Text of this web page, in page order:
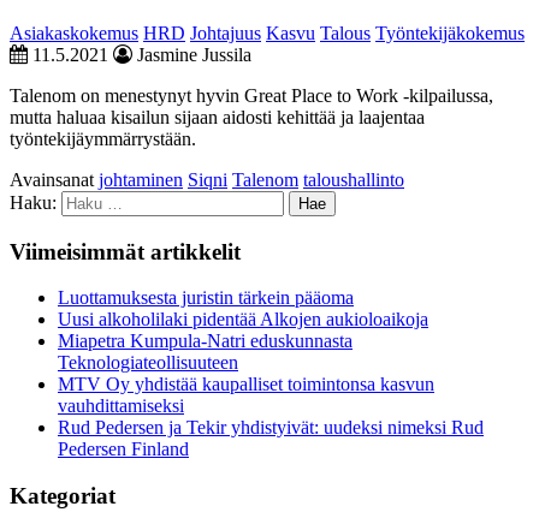
Asiakaskokemus HRD Johtajuus Kasvu Talous Työntekijäkokemus
11.5.2021
Jasmine Jussila
Talenom on menestynyt hyvin Great Place to Work -kilpailussa,
mutta haluaa kisailun sijaan aidosti kehittää ja laajentaa
työntekijäymmärrystään.
Avainsanat johtaminen Siqni Talenom taloushallinto
Haku:
Viimeisimmät artikkelit
Luottamuksesta juristin tärkein pääoma
Uusi alkoholilaki pidentää Alkojen aukioloaikoja
Miapetra Kumpula-Natri eduskunnasta
Teknologiateollisuuteen
MTV Oy yhdistää kaupalliset toimintonsa kasvun
vauhdittamiseksi
Rud Pedersen ja Tekir yhdistyivät: uudeksi nimeksi Rud
Pedersen Finland
Kategoriat